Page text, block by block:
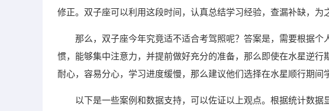
修正。双子座可以利用这段时间，认真总结学习经验，查漏补缺，为
那么，双子座今年究竟适不适合考驾照呢？答案是，需要根据
惯，能够集中注意力，并提前做好充分的准备，那么即使在水星逆
耐心，容易分心，学习进度缓慢，那么建议他们选择在水星顺行期间
以下是一些案例和数据支持，可以佐证以上观点。根据统计数